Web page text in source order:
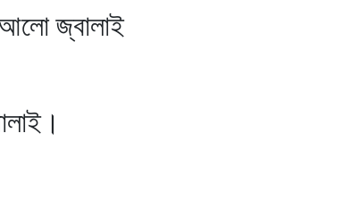
জ্বালাই